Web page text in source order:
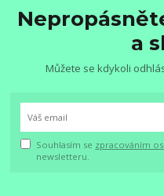
a
Můžete se kdykoli
Souhlasím se zpracováním
newsletteru.